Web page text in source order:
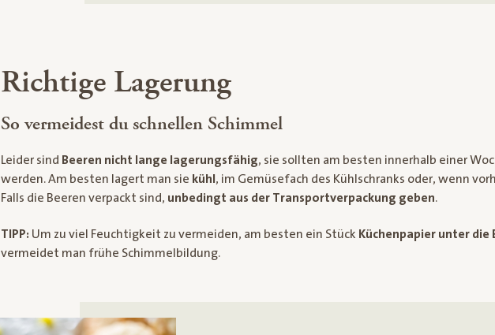
Richtige Lagerung
So vermeidest du schnellen Schimmel
Leider sind Beeren nicht lange lagerungsfähig, sie sollten am besten innerhalb einer
werden. Am besten lagert man sie kühl, im Gemüsefach des Kühlschranks oder, wenn
Falls die Beeren verpackt sind, unbedingt aus der Transportverpackung geben.
TIPP: Um zu viel Feuchtigkeit zu vermeiden, am besten ein Stück Küchenpapier unter die
vermeidet man frühe Schimmelbildung.